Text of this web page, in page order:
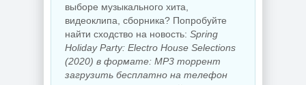
выборе музыкального хита,
видеоклипа, сборника? Попробуйте
найти сходство на новость: Spring
Holiday Party: Electro House Selections
(2020) в формате: MP3 торрент
загрузить бесплатно на телефон